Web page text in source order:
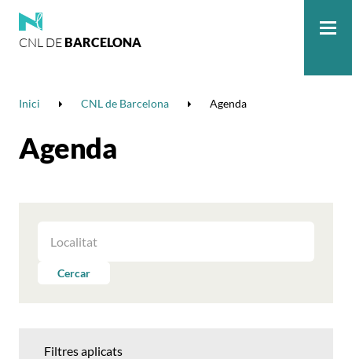
CNL DE BARCELONA
Inici CNL de Barcelona Agenda
Agenda
LES
PERCercar
Filtres aplicats